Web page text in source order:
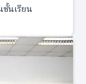
ชั้นเรียน